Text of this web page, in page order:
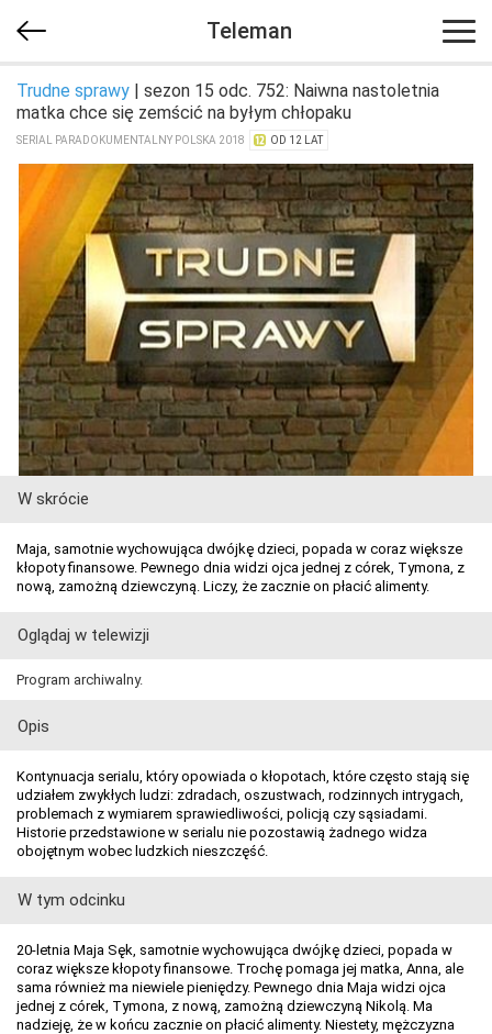
Teleman
Trudne sprawy | sezon 15 odc. 752: Naiwna nastoletnia
matka chce się zemścić na byłym chłopaku
SERIAL PARADOKUMENTALNY POLSKA 2018 OD 12 LAT
W skrócie
Maja, samotnie wychowująca dwójkę dzieci, popada w coraz większe
kłopoty finansowe. Pewnego dnia widzi ojca jednej z córek, Tymona, z
nową, zamożną dziewczyną. Liczy, że zacznie on płacić alimenty.
Oglądaj w telewizji
Program archiwalny.
Opis
Kontynuacja serialu, który opowiada o kłopotach, które często stają się
udziałem zwykłych ludzi: zdradach, oszustwach, rodzinnych intrygach,
problemach z wymiarem sprawiedliwości, policją czy sąsiadami.
Historie przedstawione w serialu nie pozostawią żadnego widza
obojętnym wobec ludzkich nieszczęść.
W tym odcinku
20-letnia Maja Sęk, samotnie wychowująca dwójkę dzieci, popada w
coraz większe kłopoty finansowe. Trochę pomaga jej matka, Anna, ale
sama również ma niewiele pieniędzy. Pewnego dnia Maja widzi ojca
jednej z córek, Tymona, z nową, zamożną dziewczyną Nikolą. Ma
nadzieję, że w końcu zacznie on płacić alimenty. Niestety, mężczyzna